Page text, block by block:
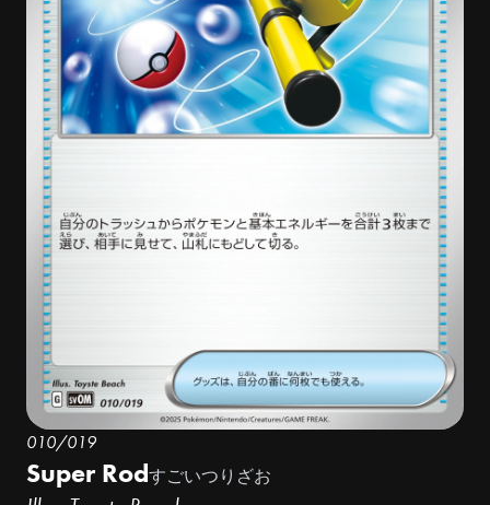
010/019
Super Rodすごいつりざお